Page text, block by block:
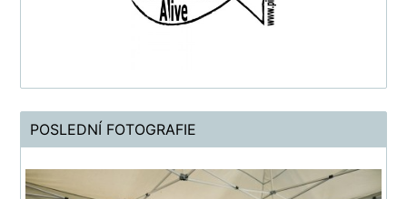
POSLEDNÍ FOTOGRAFIE